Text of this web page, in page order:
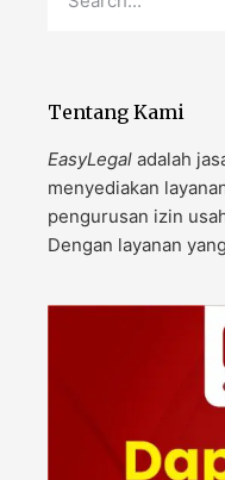
Tentang Kami
EasyLegal adalah
menyediakan
pengurusan izin
Dengan layanan